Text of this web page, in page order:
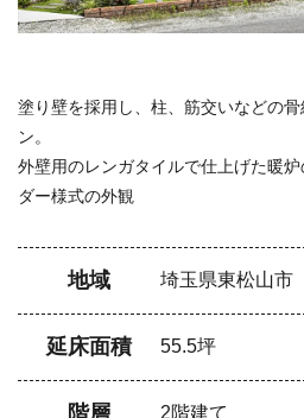
塗り壁を採用し、柱、筋交いなどの
ン。
外壁用のレンガタイルで仕上げた暖
ダー様式の外観
地域 埼玉県東松山市
延床面積 55.5坪
階層 2階建て